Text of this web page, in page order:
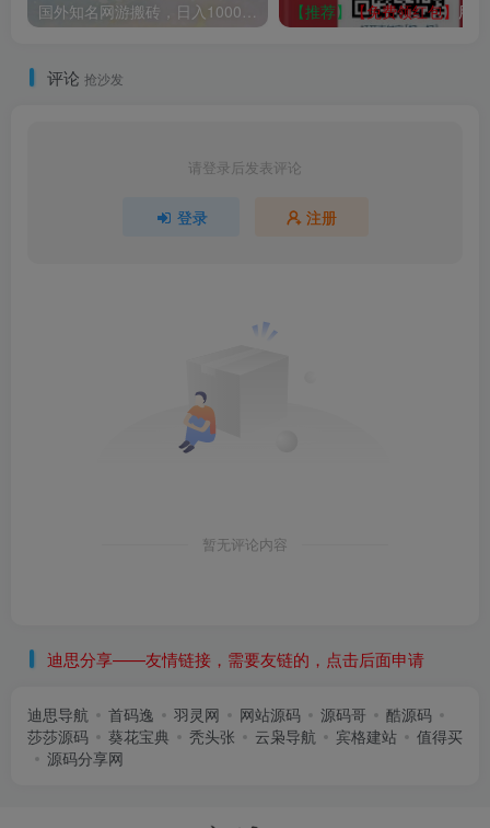
【推荐】 【免费领红包】 用支付宝扫码，天天有优惠，天天有红包
评论 抢沙发
请登录后发表评论
登录 注册
暂无评论内容
迪思分享——友情链接，需要友链的，点击后面申请
迪思导航 首码逸 羽灵网 网站源码 源码哥
酷源码
莎莎源码
葵花宝典 秃头张 云枭导航 宾格建站
值得买
源码分享网